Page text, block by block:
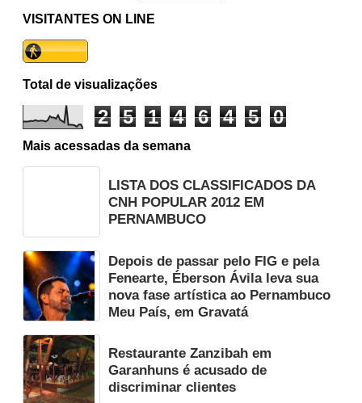
VISITANTES ON LINE
Total de visualizações
2 5 1 4 6 4 5 0
Mais acessadas da semana
LISTA DOS CLASSIFICADOS DA
CNH POPULAR 2012 EM
PERNAMBUCO
Depois de passar pelo FIG e pela
Fenearte, Éberson Ávila leva sua
nova fase artística ao Pernambuco
Meu País, em Gravatá
Restaurante Zanzibah em
Garanhuns é acusado de
discriminar clientes